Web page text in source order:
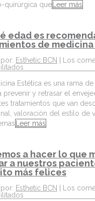
quirúrgica queLeer más
edad es
de
Esthetic BCN
Los
Estética es una rama
prevenir y retrasar el
tratamientos que van
valoración del estilo de
Leer más
a hacer lo que
a nuestros
más felices
Esthetic BCN
Los